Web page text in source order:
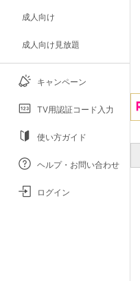
成人向け
成人向け見放題
キャンペーン
TV用認証コード入力
使い方ガイド
ヘルプ・お問い合わせ
ログイン